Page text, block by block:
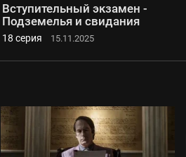
Вступительный экзамен -
Подземелья и свидания
18 серия 15.11.2025